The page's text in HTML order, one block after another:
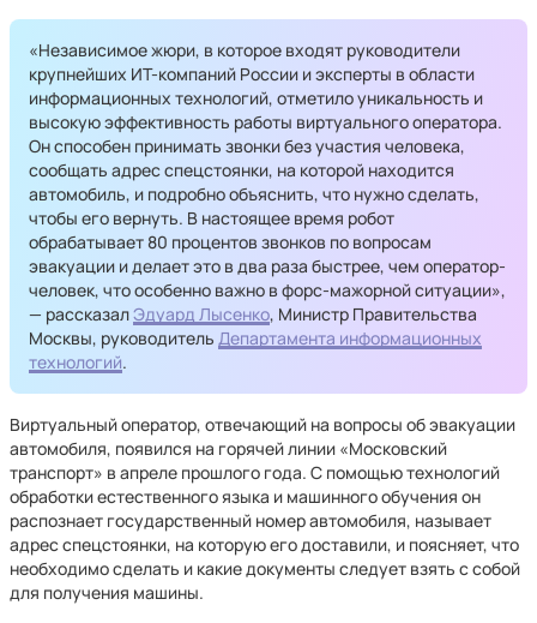
«Независимое жюри, в которое входят руководители
крупнейших ИТ-компаний России и эксперты в области
информационных технологий, отметило уникальность и
высокую эффективность работы виртуального оператора.
Он способен принимать звонки без участия человека,
сообщать адрес спецстоянки, на которой находится
автомобиль, и подробно объяснить, что нужно сделать,
чтобы его вернуть. В настоящее время робот
обрабатывает 80 процентов звонков по вопросам
эвакуации и делает это в два раза быстрее, чем оператор-
человек, что особенно важно в форс-мажорной ситуации»,
— рассказалЭдуард Лысенко, Министр Правительства
Москвы, руководитель Департамента информационных
технологий.
Виртуальный оператор, отвечающий на вопросы об эвакуации
автомобиля, появился на горячей линии «Московский
транспорт» в апреле прошлого года. С помощью технологий
обработки естественного языка и машинного обучения он
распознает государственный номер автомобиля, называет
адрес спецстоянки, на которую его доставили, и поясняет, что
необходимо сделать и какие документы следует взять с собой
для получения машины.